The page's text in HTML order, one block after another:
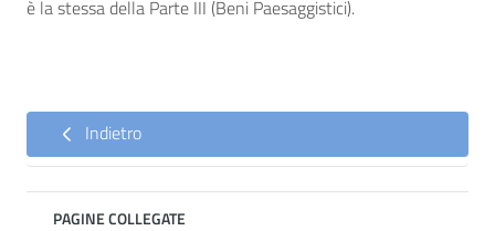
è la stessa della Parte III (Beni Paesaggistici).
Indietro
PAGINE COLLEGATE